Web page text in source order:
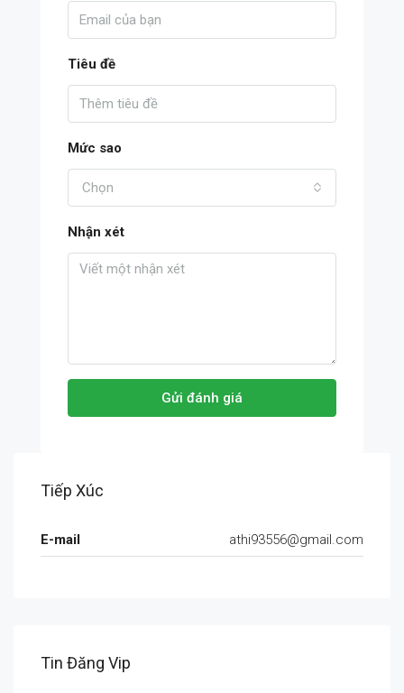
Tiêu đề
Mức sao
Chọn
Nhận xét
Gửi đánh giá
Tiếp Xúc
E-mail athi93556@gmail.com
Tin Đăng Vip